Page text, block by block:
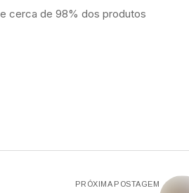
cerca de 98% dos produtos
PRÓXIMA POSTAGEM